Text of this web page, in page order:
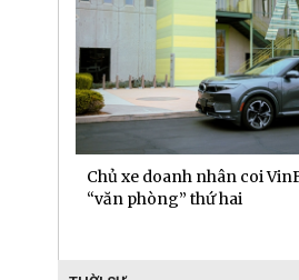
Chủ xe doanh nhân coi
“văn phòng” thứ hai